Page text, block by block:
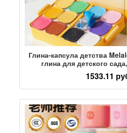
Глина-капсула детства
глина для детского
пластилин, цветная
ультралегкая глина
1533.11